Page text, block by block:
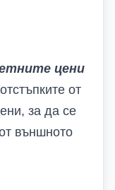
цени
от
за да се
външното